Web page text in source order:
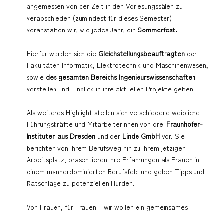
angemessen von der Zeit in den Vorlesungssälen zu
verabschieden (zumindest für dieses Semester)
veranstalten wir, wie jedes Jahr, ein Sommerfest.
Hierfür werden sich die Gleichstellungsbeauftragten der
Fakultäten Informatik, Elektrotechnik und Maschinenwesen,
sowie des gesamten Bereichs Ingenieurswissenschaften
vorstellen und Einblick in ihre aktuellen Projekte geben.
Als weiteres Highlight stellen sich verschiedene weibliche
Führungskräfte und Mitarbeiterinnen von drei Fraunhofer-
Instituten aus Dresden und der Linde GmbH vor. Sie
berichten von ihrem Berufsweg hin zu ihrem jetzigen
Arbeitsplatz, präsentieren ihre Erfahrungen als Frauen in
einem männerdominierten Berufsfeld und geben Tipps und
Ratschläge zu potenziellen Hürden.
Von Frauen, für Frauen – wir wollen ein gemeinsames